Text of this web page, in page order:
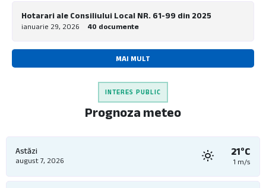
Hotarari ale Consiliului Local NR. 61-99 din 2025
ianuarie 29, 2026 40 documente
MAI MULT
INTERES PUBLIC
Prognoza meteo
Astăzi
august 7, 2026
21°C
1 m/s